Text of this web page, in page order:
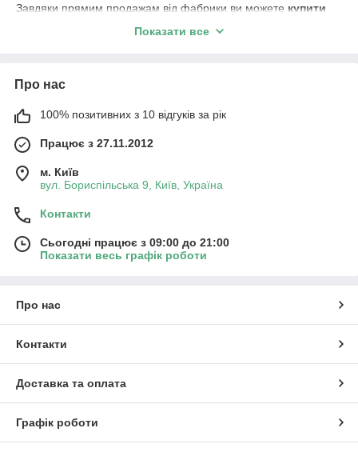
Завдяки прямим продажам від фабрики ви можете купити
вигідною ціною та з офіційною гарантією виробника.
прямі продажі без націнок
Фабрика Tenero пропонує
великим складом готової продукції, що дозволяє забезпечити
швидке відправлення замовлень по всій Україні.
односпальні металеві ліжка
двоярусні металеві ліжка
каркасом та ортопедичними ламелями
зносостійким порошковим покриттям, стійким до подряпин і
корозії.
Основа ліжок доступна у двох варіантах:
ортопедичні ламелі з бука
посилений металевий каркас
Показати все
Про нас
100% позитивних з 10 відгуків за рік
Працює з 27.11.2012
м. Київ
вул. Бориспільська 9, Київ, Україна
Контакти
Сьогодні працює з 09:00 до 21:00
Показати весь графік роботи
Про нас
Контакти
Доставка та оплата
Графік роботи